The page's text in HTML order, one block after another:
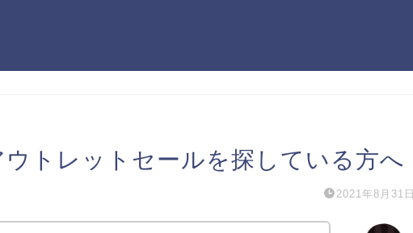
トレットセールを探している方へ
2021年8月31日